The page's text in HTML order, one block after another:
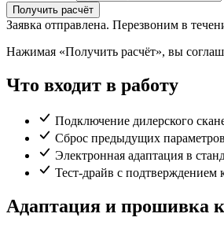
Получить расчёт
Заявка отправлена. Перезвоним в
Нажимая «Получить расчёт», вы
Что входит в работу
Подключение дилерского
Сброс предыдущих
Электронная адаптация в
Тест-драйв с подтверждением
Адаптация и прошивка